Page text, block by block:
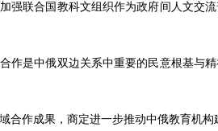
强联合国教科文组织作为政府间人文交
作是中俄双边关系中重要的民意根基与
合作成果，商定进一步推动中俄教育机